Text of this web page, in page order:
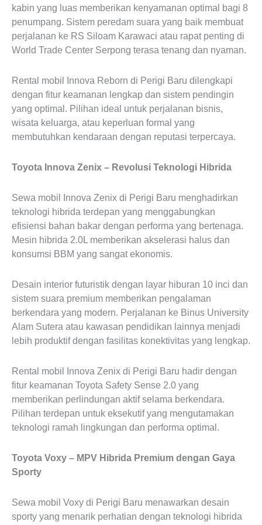
kabin yang luas memberikan kenyamanan optimal bagi 8
penumpang. Sistem peredam suara yang baik membuat
perjalanan ke RS Siloam Karawaci atau rapat penting di
World Trade Center Serpong terasa tenang dan nyaman.
Rental mobil Innova Reborn di Perigi Baru dilengkapi
dengan fitur keamanan lengkap dan sistem pendingin
yang optimal. Pilihan ideal untuk perjalanan bisnis,
wisata keluarga, atau keperluan formal yang
membutuhkan kendaraan dengan reputasi terpercaya.
Toyota Innova Zenix – Revolusi Teknologi Hibrida
Sewa mobil Innova Zenix di Perigi Baru menghadirkan
teknologi hibrida terdepan yang menggabungkan
efisiensi bahan bakar dengan performa yang bertenaga.
Mesin hibrida 2.0L memberikan akselerasi halus dan
konsumsi BBM yang sangat ekonomis.
Desain interior futuristik dengan layar hiburan 10 inci dan
sistem suara premium memberikan pengalaman
berkendara yang modern. Perjalanan ke Binus University
Alam Sutera atau kawasan pendidikan lainnya menjadi
lebih produktif dengan fasilitas konektivitas yang lengkap.
Rental mobil Innova Zenix di Perigi Baru hadir dengan
fitur keamanan Toyota Safety Sense 2.0 yang
memberikan perlindungan aktif selama berkendara.
Pilihan terdepan untuk eksekutif yang mengutamakan
teknologi ramah lingkungan dan performa optimal.
Toyota Voxy – MPV Hibrida Premium dengan Gaya
Sporty
Sewa mobil Voxy di Perigi Baru menawarkan desain
sporty yang menarik perhatian dengan teknologi hibrida